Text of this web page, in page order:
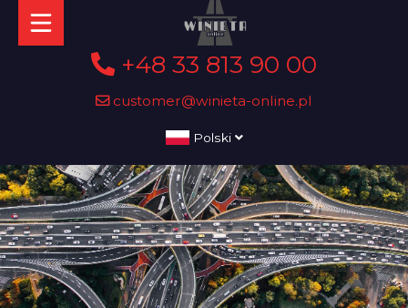
+48 33 813 90 00
customer@winieta-online.pl
Polski